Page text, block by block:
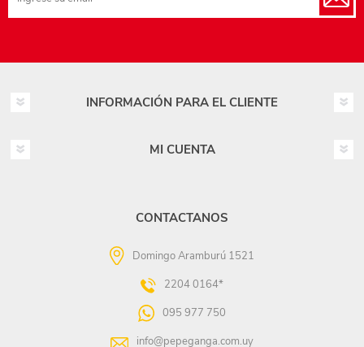
INFORMACIÓN PARA EL CLIENTE
MI CUENTA
CONTACTANOS
Domingo Aramburú 1521
2204 0164*
095 977 750
info@pepeganga.com.uy